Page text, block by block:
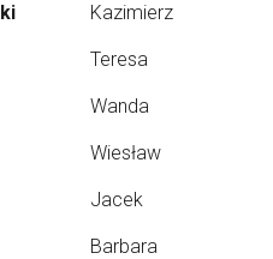
Kazimierz
Teresa
Wanda
Wiesław
Jacek
Barbara